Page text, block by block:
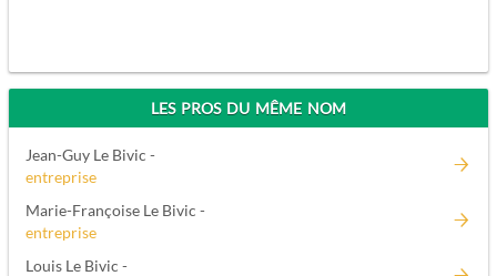
LES PROS DU MÊME NOM
Jean-Guy Le Bivic -
entreprise
Marie-Françoise Le Bivic -
entreprise
Louis Le Bivic -